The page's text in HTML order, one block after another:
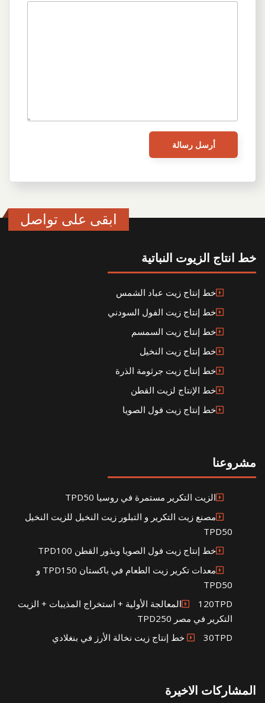
ابقى على تواصل
خط انتاج الزيوت النباتية
خط إنتاج زيت عباد الشمس
خط إنتاج زيت الفول السودني
خط إنتاج زيت السمسم
خط إنتاج زيت النخيل
خط إنتاج زيت جرثومة الذرة
خط الإنتاج لزيت القطن
خط إنتاج زيت فول الصويا
مشروعنا
الزيت التكرير مستمرة في روسيا TPD50
مصنع زيت التكرير و التبلور زيت النخيل للزيت النخيل
TPD50
خط إنتاج زيت فول الصويا وبذور القطن TPD100
معدات تكرير زيت الطعام في باكستان TPD150 و
TPD50
120TPDالمعالجة الأولية + استخراج المذيبات + الزيت
التكرير في مصر TPD250
30TPD خط إنتاج زيت نخالة الأرز في بنغلادي
المشاركات الاخيرة